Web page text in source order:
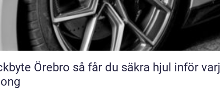
så får du säkra hjul inför varje